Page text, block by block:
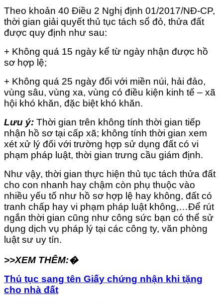
Theo khoản 40 Điều 2 Nghị định 01/2017/NĐ-CP,
thời gian giải quyết thủ tục tách sổ đỏ, thửa đất
được quy định như sau:
+ Không quá 15 ngày kể từ ngày nhận được hồ
sơ hợp lệ;
+ Không quá 25 ngày đối với miền núi, hải đảo,
vùng sâu, vùng xa, vùng có điều kiện kinh tế – xã
hội khó khăn, đặc biệt khó khăn.
Lưu ý: Thời gian trên không tính thời gian tiếp
nhận hồ sơ tại cấp xã; không tính thời gian xem
xét xử lý đối với trường hợp sử dụng đất có vi
phạm pháp luật, thời gian trưng cầu giám định.
Như vậy, thời gian thực hiện thủ tục tách thửa đất
cho con nhanh hay chậm còn phụ thuộc vào
nhiều yếu tố như hồ sơ hợp lệ hay không, đất có
tranh chấp hay vi phạm pháp luật không,…Để rút
ngắn thời gian cũng như công sức bạn có thể sử
dụng dịch vụ pháp lý tại các công ty, văn phòng
luật sư uy tín.
>>XEM THÊM:�
Thủ tục sang tên Giấy chứng nhận khi tặng
cho nhà đất